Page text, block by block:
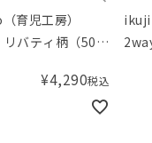
育児工房）
バティ柄（50-
¥4,290税込
2way肌